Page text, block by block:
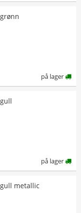
på lager
på lager
metallic